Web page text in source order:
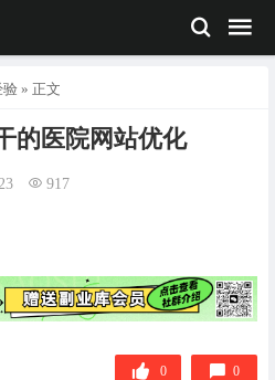
验 » 正文
的医院网站优化
917
0 0